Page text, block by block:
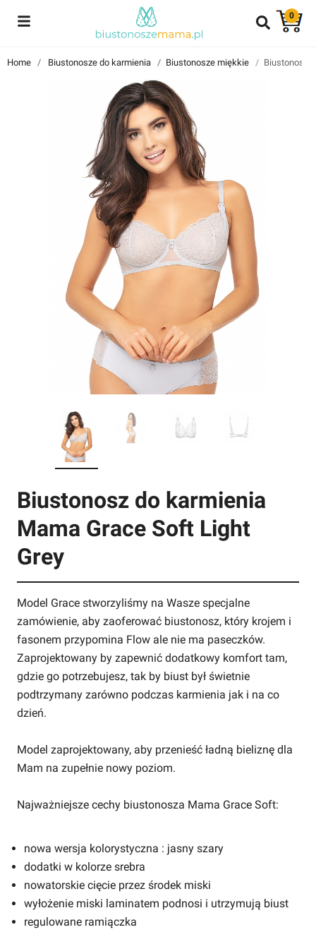
0
Reviews
Znajdź i przeczytaj historie użytkowników takich jak Ty!
Home Biustonosze do karmienia Biustonosze miękkie Biustonosz
Biustonosz do karmienia
Mama Grace Soft Light
Grey
Model Grace stworzyliśmy na Wasze specjalne
zamówienie, aby zaoferować biustonosz, który krojem i
fasonem przypomina Flow ale nie ma paseczków.
Zaprojektowany by zapewnić dodatkowy komfort tam,
gdzie go potrzebujesz, tak by biust był świetnie
podtrzymany zarówno podczas karmienia jak i na co
dzień.
Model zaprojektowany, aby przenieść ładną bieliznę dla
Mam na zupełnie nowy poziom.
Najważniejsze cechy biustonosza Mama Grace Soft:
nowa wersja kolorystyczna : jasny szary
dodatki w kolorze srebra
nowatorskie cięcie przez środek miski
wyłożenie miski laminatem podnosi i utrzymują biust
regulowane ramiączka